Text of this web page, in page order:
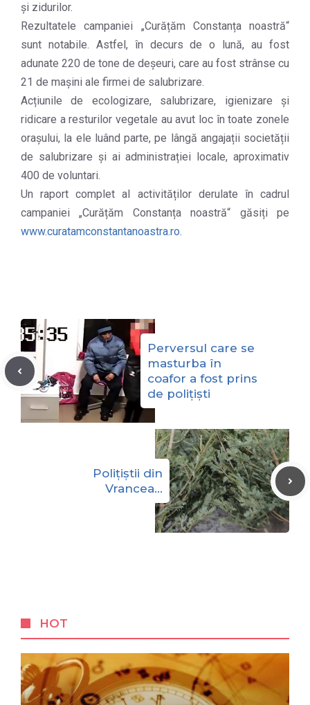
și zidurilor.
Rezultatele campaniei „Curățăm Constanța noastră“
sunt notabile. Astfel, în decurs de o lună, au fost
adunate 220 de tone de deșeuri, care au fost strânse cu
21 de mașini ale firmei de salubrizare.
Acțiunile de ecologizare, salubrizare, igienizare și
ridicare a resturilor vegetale au avut loc în toate zonele
orașului, la ele luând parte, pe lângă angajații societății
de salubrizare și ai administrației locale, aproximativ
400 de voluntari.
Un raport complet al activităților derulate în cadrul
campaniei „Curățăm Constanța noastră“ găsiți pe
www.curatamconstantanoastra.ro.
Perversul care se
masturba în
coafor a fost prins
de polițiști
Polițiștii din
Vrancea…
HOT